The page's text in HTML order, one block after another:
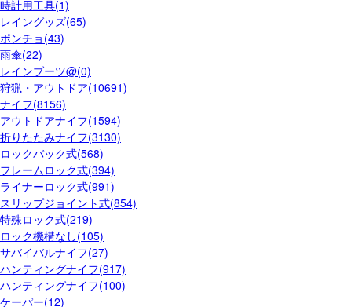
時計用工具(1)
レイングッズ(65)
ポンチョ(43)
雨傘(22)
レインブーツ@(0)
狩猟・アウトドア(10691)
ナイフ(8156)
アウトドアナイフ(1594)
折りたたみナイフ(3130)
ロックバック式(568)
フレームロック式(394)
ライナーロック式(991)
スリップジョイント式(854)
特殊ロック式(219)
ロック機構なし(105)
サバイバルナイフ(27)
ハンティングナイフ(917)
ハンティングナイフ(100)
ケーパー(12)